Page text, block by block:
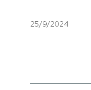
Politica
25/9/2024